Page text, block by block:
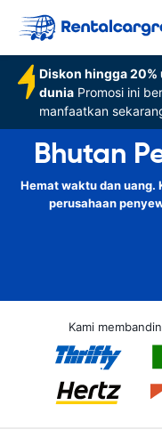
Diskon hingga
dunia Promosi ini
manfaatkan
Bhutan
Hemat waktu dan uang.
perusahaan
Kami